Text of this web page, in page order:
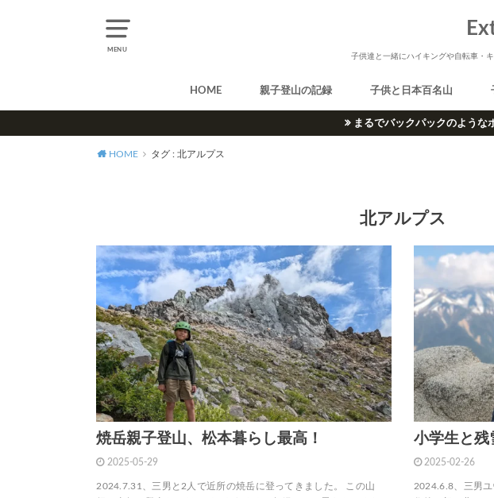
MENU
子供達と一緒にハイキングや自転車・
HOME 親子登山の記録 子供と日本百名山
まるでバックパックのような
HOME タグ : 北アルプス
北アルプス
焼岳親子登山、松本暮らし最高！
2025-05-29
2024.7.31、三男と2人で近所の焼岳に登ってきました。 この山
小学生と残
2025-02-26
2024.6.8、三男